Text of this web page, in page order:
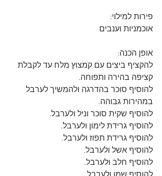
פירות למילוי:
אוכמניות וענבים
אופן הכנה:
להקציף ביצים עם קמצוץ מלח עד לקבלת
קציפה בהירה ותפוחה.
להוסיף סוכר בהדרגה ולהמשיך לערבל
במהירות גבוהה.
להוסיף שקית סוכר וניל ולערבל.
להוסיף גרידת לימון ולערבל.
להוסיף גרידת תפוז ולערבל.
להוסיף אשל ולערבל.
להוסיף חלב ולערבל.